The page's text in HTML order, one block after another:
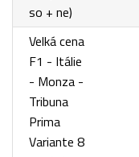
so + ne)
Velká cena
F1 - Itálie
- Monza -
Tribuna
Prima
Variante 8